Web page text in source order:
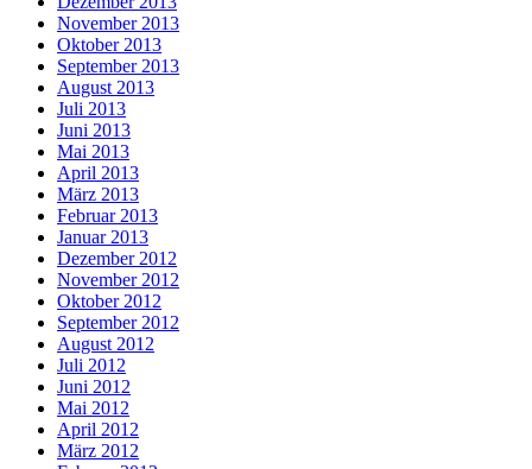
November 2013
Oktober 2013
September 2013
August 2013
Juli 2013
Juni 2013
Mai 2013
April 2013
März 2013
Februar 2013
Januar 2013
Dezember 2012
November 2012
Oktober 2012
September 2012
August 2012
Juli 2012
Juni 2012
Mai 2012
April 2012
März 2012